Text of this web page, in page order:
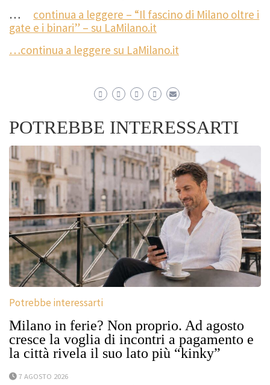
…
continua a leggere – “Il fascino di Milano oltre i
gate e i binari” – su LaMilano.it
…continua a leggere su LaMilano.it
POTREBBE INTERESSARTI
Potrebbe interessarti
Milano in ferie? Non proprio. Ad agosto
cresce la voglia di incontri a pagamento e
la città rivela il suo lato più “kinky”
7 AGOSTO 2026